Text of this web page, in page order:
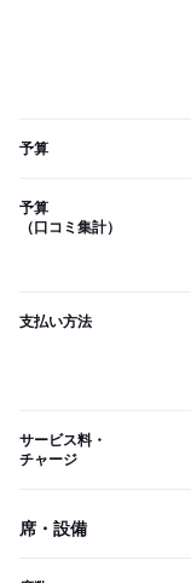
予算
予算
（口コミ集計）
支払い方法
サービス料・
チャージ
席・設備